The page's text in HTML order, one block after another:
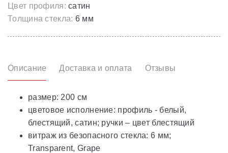
Цвет профиля: сатин
Толщина стекла: 6 мм
Описание Доставка и оплата Отзывы
размер: 200 см
цветовое исполнение: профиль - белый,
блестящий, сатин; ручки – цвет блестящий
витраж из безопасного стекла: 6 мм;
Transparent, Grape